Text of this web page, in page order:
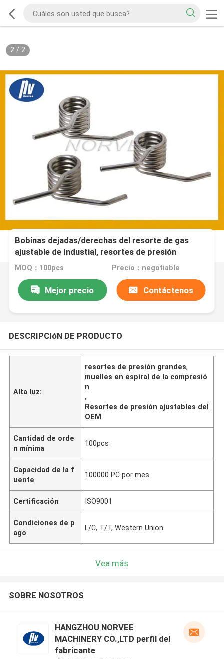
2/ 2
Bobinas dejadas/derechas del resorte de gas
ajustable de Industial, resortes de presión
miniatura
MOQ：100pcs Precio：negotiable
Mejor precio Contáctenos
DESCRIPCIóN DE PRODUCTO
Alta luz:
resortes de presión grandes,
muelles en espiral de la compresió
n
,
Resortes de presión ajustables del
OEM
Cantidad de orde
n mínima
100pcs
Capacidad de la f
uente
100000 PC por mes
Certificación ISO9001
Condiciones de p
ago
L/C, T/T, Western Union
Vea más
SOBRE NOSOTROS
HANGZHOU NORVEE
MACHINERY CO.,LTD perfil del
fabricante